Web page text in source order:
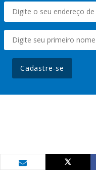
Cadastre-se